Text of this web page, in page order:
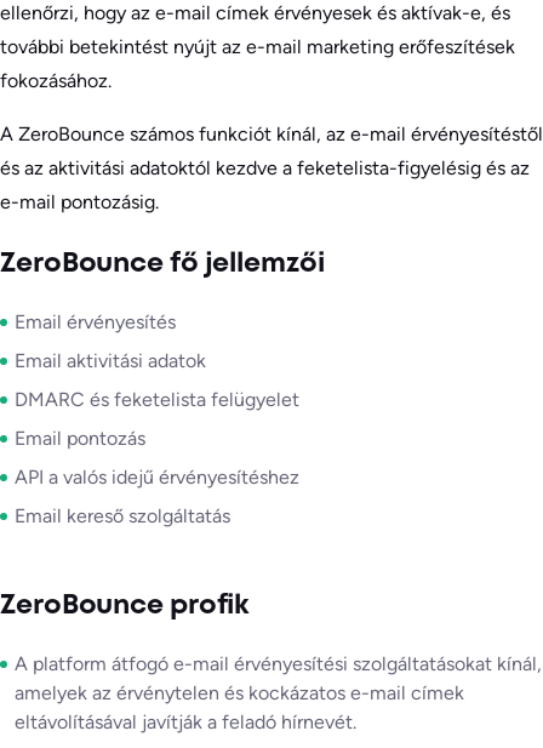
ellenőrzi, hogy az e-mail címek érvényesek és aktívak-e, és
további betekintést nyújt az e-mail marketing erőfeszítések
fokozásához.
A ZeroBounce számos funkciót kínál, az e-mail érvényesítéstől
és az aktivitási adatoktól kezdve a feketelista-figyelésig és az
e-mail pontozásig.
ZeroBounce fő jellemzői
Email érvényesítés
Email aktivitási adatok
DMARC és feketelista felügyelet
Email pontozás
API a valós idejű érvényesítéshez
Email kereső szolgáltatás
ZeroBounce profik
A platform átfogó e-mail érvényesítési szolgáltatásokat kínál,
amelyek az érvénytelen és kockázatos e-mail címek
eltávolításával javítják a feladó hírnevét.